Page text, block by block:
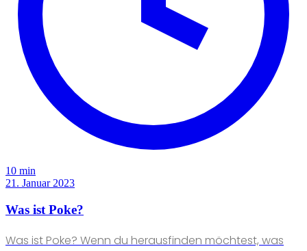
10 min
21. Januar 2023
Was ist Poke?
Was ist Poke? Wenn du herausfinden möchtest, was